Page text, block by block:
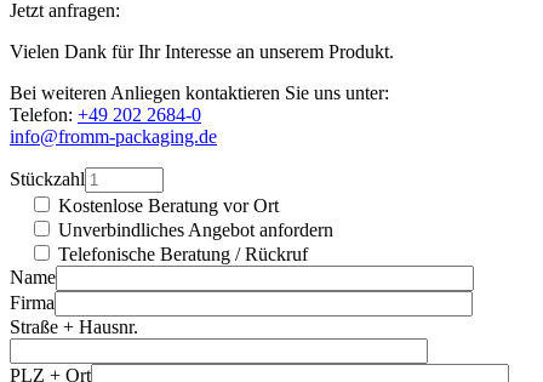
Jetzt anfragen:
Vielen Dank für Ihr Interesse an unserem Produkt.
Bei weiteren Anliegen kontaktieren Sie uns unter:
Telefon: +49 202 2684-0
info@fromm-packaging.de
Stückzahl
Kostenlose Beratung vor Ort
Unverbindliches Angebot anfordern
Telefonische Beratung / Rückruf
Name
Firma
Straße + Hausnr.
PLZ + Ort